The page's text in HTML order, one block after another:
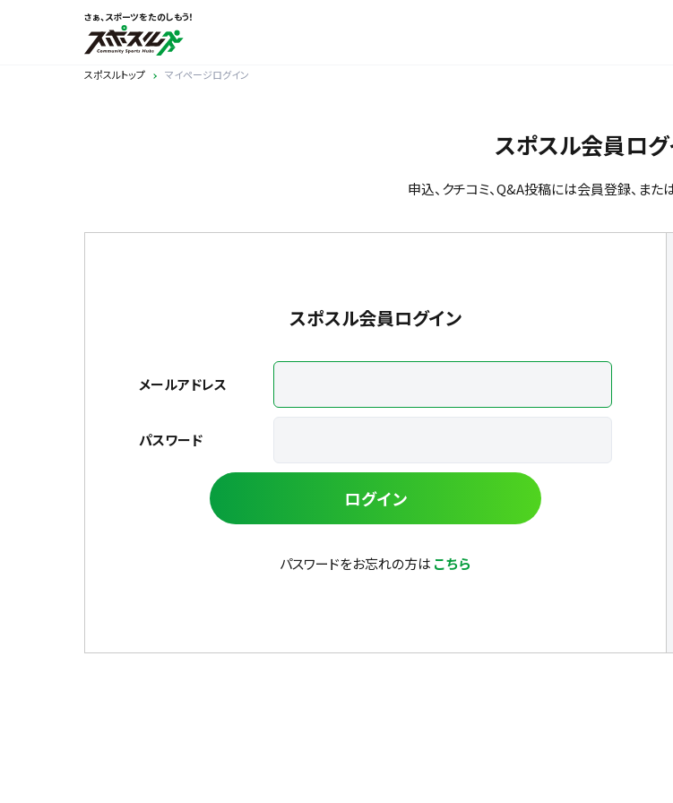
さぁ、スポーツをたのしもう！
スポスルトップ マイページログイン
スポスル会員ロ
申込、クチコミ、Q&A投稿には会員登録、また
スポスル会員ログイン
メールアドレス
パスワード
ログイン
パスワードをお忘れの方は こちら